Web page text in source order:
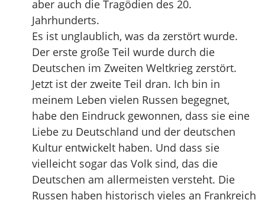
aber auch die Tragödien des 20.
Jahrhunderts.
Es ist unglaublich, was da zerstört wurde.
Der erste große Teil wurde durch die
Deutschen im Zweiten Weltkrieg zerstört.
Jetzt ist der zweite Teil dran. Ich bin in
meinem Leben vielen Russen begegnet,
habe den Eindruck gewonnen, dass sie eine
Liebe zu Deutschland und der deutschen
Kultur entwickelt haben. Und dass sie
vielleicht sogar das Volk sind, das die
Deutschen am allermeisten versteht. Die
Russen haben historisch vieles an Frankreich